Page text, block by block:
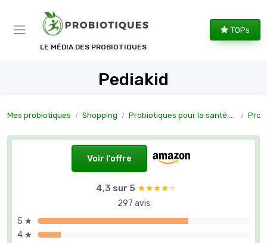
LE MÉDIA DES PROBIOTIQUES
TOPs
Pediakid
Mes probiotiques Shopping Probiotiques pour la santé féminine
Voir l'offre
4,3 sur 5 ★★★★★
★★★★★
297 avis
5 ★
4 ★